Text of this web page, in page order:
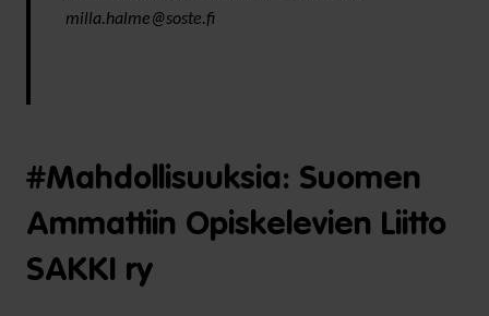
milla.halme@soste.fi
#Mahdollisuuksia: Suomen
Ammattiin Opiskelevien Liitto
SAKKI ry